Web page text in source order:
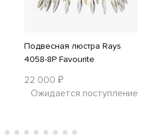
Подвесная люстра Rays
4058-8P Favourite
22 000 ₽
Ожидается поступление